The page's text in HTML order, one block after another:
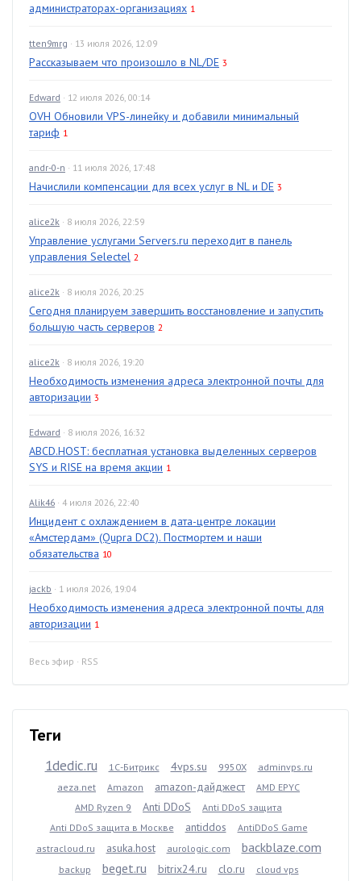
администраторах-организациях 1
tten9mrg · 13 июля 2026, 12:09
Рассказываем что произошло в NL/DE 3
Edward · 12 июля 2026, 00:14
OVH Обновили VPS-линейку и добавили минимальный
тариф 1
andr-0-n · 11 июля 2026, 17:48
Начислили компенсации для всех услуг в NL и DE 3
alice2k · 8 июля 2026, 22:59
Управление услугами Servers.ru переходит в панель
управления Selectel 2
alice2k · 8 июля 2026, 20:25
Сегодня планируем завершить восстановление и запустить
большую часть серверов 2
alice2k · 8 июля 2026, 19:20
Необходимость изменения адреса электронной почты для
авторизации 3
Edward · 8 июля 2026, 16:32
ABCD.HOST: бесплатная установка выделенных серверов
SYS и RISE на время акции 1
Alik46 · 4 июля 2026, 22:40
Инцидент с охлаждением в дата-центре локации
«Амстердам» (Qupra DC2). Постмортем и наши
обязательства 10
jackb · 1 июля 2026, 19:04
Необходимость изменения адреса электронной почты для
авторизации 1
Весь эфир · RSS
Теги
1dedic.ru 1С-Битрикс 4vps.su 9950X
adminvps.ru
aeza.net
Amazon amazon-дайджест
AMD EPYC
AMD Ryzen 9
Anti DDoS
Anti DDoS защита
Anti DDoS защита в Москве
antiddos
AntiDDoS Game
astracloud.ru
asuka.host aurologic.com backblaze.com
backup beget.ru bitrix24.ru clo.ru cloud vps